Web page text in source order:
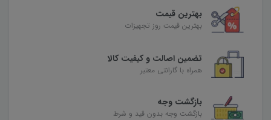
بهترین قیمت
بهترین قیمت روز تجهیزات
تضمین اصالت و کیفیت کالا
همراه با گارانتی معتبر
بازگشت وجه
بازگشت وجه بدون قید و شرط